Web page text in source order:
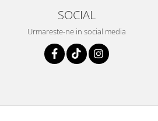
SOCIAL
Urmareste-ne in social media